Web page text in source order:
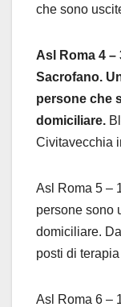
che sono
Asl Roma 4
Sacrofano.
persone che
domiciliare.
Civitavecchia
Asl Roma 5 –
persone sono
domiciliare.
posti di
Asl Roma 6 –